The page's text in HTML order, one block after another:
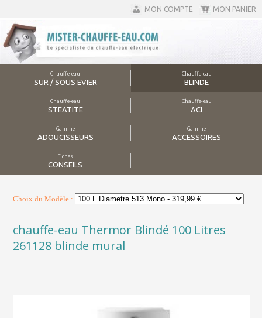
MON PANIER
MON COMPTE
Chauffe-eau
SUR / SOUS EVIER
Chauffe-eau
BLINDE
Chauffe-eau
STEATITE
Chauffe-eau
ACI
Gamme
ADOUCISSEURS
Gamme
ACCESSOIRES
Fiches
CONSEILS
Choix du Modèle :
chauffe-eau Thermor Blindé 100 Litres
261128 blinde mural